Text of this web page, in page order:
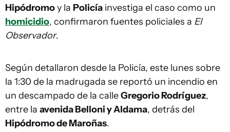
Hipódromoy la Policía investiga el caso como un
homicidio, confirmaron fuentes policiales a El
Observador.
Según detallaron desde la Policía, este lunes sobre
la 1:30 de la madrugada se reportó un incendio en
un descampado de la calleGregorio Rodríguez,
entre la avenida Belloni y Aldama, detrás del
Hipódromo de Maroñas.